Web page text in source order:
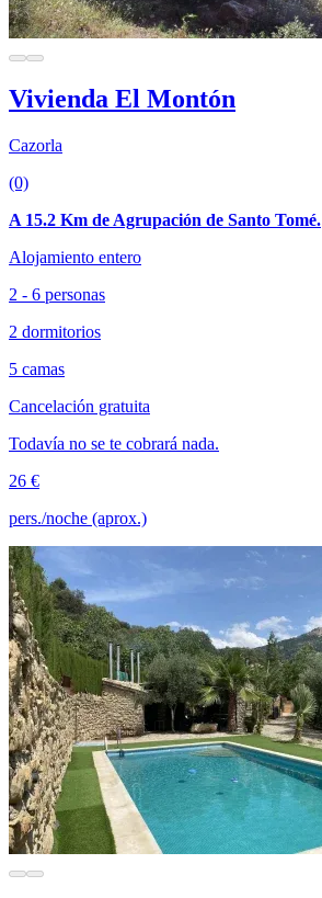
Vivienda El Montón
Cazorla
(0)
A 15.2 Km de Agrupación de Santo Tomé.
Alojamiento entero
2 - 6 personas
2 dormitorios
5 camas
Cancelación gratuita
Todavía no se te cobrará nada.
26 €
pers./noche (aprox.)